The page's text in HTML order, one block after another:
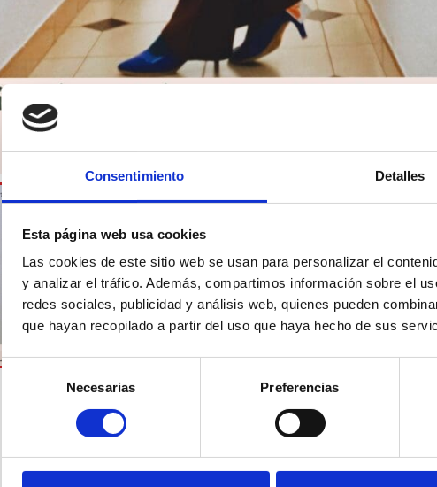
Consentimiento Detalles
Esta página web usa cookies
Las cookies de este sitio web se usan para personalizar el
y analizar el tráfico. Además, compartimos información sobre el
redes sociales, publicidad y análisis web, quienes pueden
que hayan recopilado a partir del uso que haya hecho de sus
Selección
consentimiento
Necesarias Preferencias